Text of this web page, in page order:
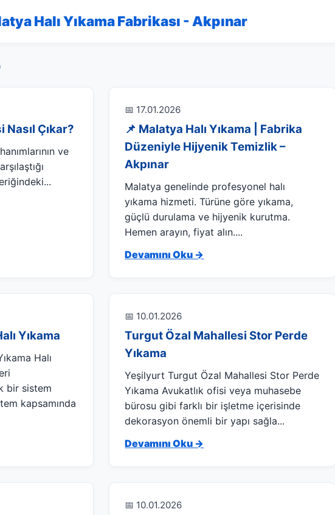
Halı Yıkama Fabrikası - Akpınar
Nasıl Çıkar?
ve
📅 17.01.2026
📌 Malatya Halı Yıkama | Fabrika
Düzeniyle Hijyenik Temizlik –
Akpınar
Malatya genelinde profesyonel halı
yıkama hizmeti. Türüne göre yıkama,
güçlü durulama ve hijyenik kurutma.
Hemen arayın, fiyat alın....
Devamını Oku →
Yıkama
Halı
bir sistem
kapsamında
📅 10.01.2026
Turgut Özal Mahallesi Stor Perde
Yıkama
Yeşilyurt Turgut Özal Mahallesi Stor Perde
Yıkama Avukatlık ofisi veya muhasebe
bürosu gibi farklı bir işletme içerisinde
dekorasyon önemli bir yapı sağla...
Devamını Oku →
📅 10.01.2026